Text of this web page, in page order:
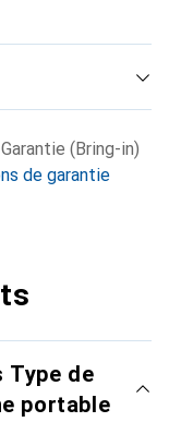
(Bring-in)
de garantie
Type de
portable